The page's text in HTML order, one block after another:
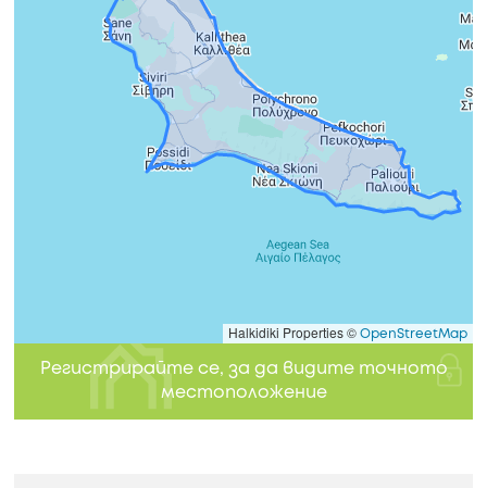
Halkidiki Properties © OpenStreetMap
Регистрирайте се, за да видите точното
местоположение